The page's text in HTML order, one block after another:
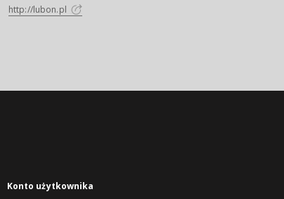
http://lubon.pl
Konto użytkownika